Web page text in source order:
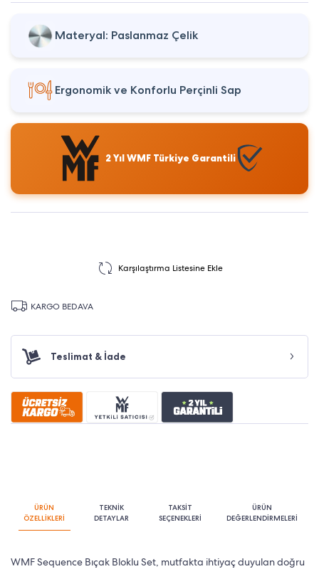
Materyal: Paslanmaz Çelik
Ergonomik ve Konforlu Perçinli Sap
2 Yıl WMF Türkiye Garantili
Karşılaştırma Listesine Ekle
KARGO BEDAVA
Teslimat & İade
ÜRÜN
ÖZELLİKLERİ
TEKNİK
DETAYLAR
TAKSİT
SEÇENEKLERİ
ÜRÜN
DEĞERLENDİRMELERİ
WMF Sequence Bıçak Bloklu Set, mutfakta ihtiyaç duyulan doğru